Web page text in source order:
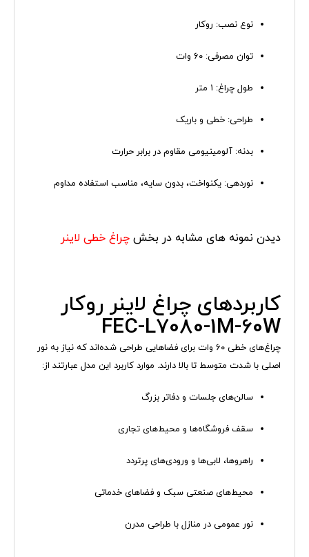
نوع نصب: روکار
توان مصرفی: ۶۰ وات
طول چراغ: ۱ متر
طراحی: خطی و باریک
بدنه: آلومینیومی مقاوم در برابر حرارت
نوردهی: یکنواخت، بدون سایه، مناسب استفاده مداوم
دیدن نمونه های مشابه در بخش چراغ خطی لاینر
کاربردهای چراغ لاینر روکار
FEC-L7080-1M-60W
چراغ‌های خطی ۶۰ وات برای فضاهایی طراحی شده‌اند که نیاز به نور
اصلی با شدت متوسط تا بالا دارند. موارد کاربرد این مدل عبارتند از:
سالن‌های جلسات و دفاتر بزرگ
سقف فروشگاه‌ها و محیط‌های تجاری
راهروها، لابی‌ها و ورودی‌های پرتردد
محیط‌های صنعتی سبک و فضاهای خدماتی
نور عمومی در منازل با طراحی مدرن